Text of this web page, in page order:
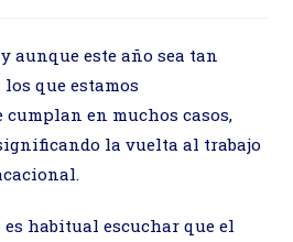
aunque este año sea tan
que estamos
cumplan en muchos casos,
la vuelta al trabajo
es habitual escuchar que el